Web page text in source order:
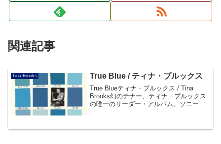
関連記事
Tina Brooks True Blue / ティナ・ブルックス
True Blueティナ・ブルックス / Tina
Brooks幻のテナー、ティナ・ブルックス
の唯一のリーダー・アルバム。ソニー・